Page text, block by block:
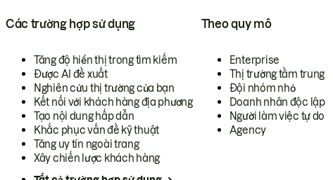
Các trường hợp sử dụng
Tăng độ hiển thị trong tìm kiếm
Được AI đề xuất
Nghiên cứu thị trường của bạn
Kết nối với khách hàng địa phương
Tạo nội dung hấp dẫn
Khắc phục vấn đề kỹ thuật
Tăng uy tín ngoài trang
Xây chiến lược khách hàng
Theo quy mô
Enterprise
Thị trường tầm trung
Đội nhóm nhỏ
Doanh nhân độc lập
Người làm việc tự do
Agency